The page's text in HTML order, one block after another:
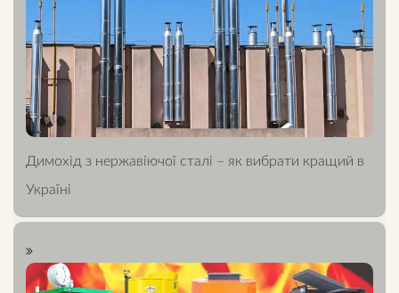
Димохід з нержавіючої сталі – як вибрати кращий в
Україні